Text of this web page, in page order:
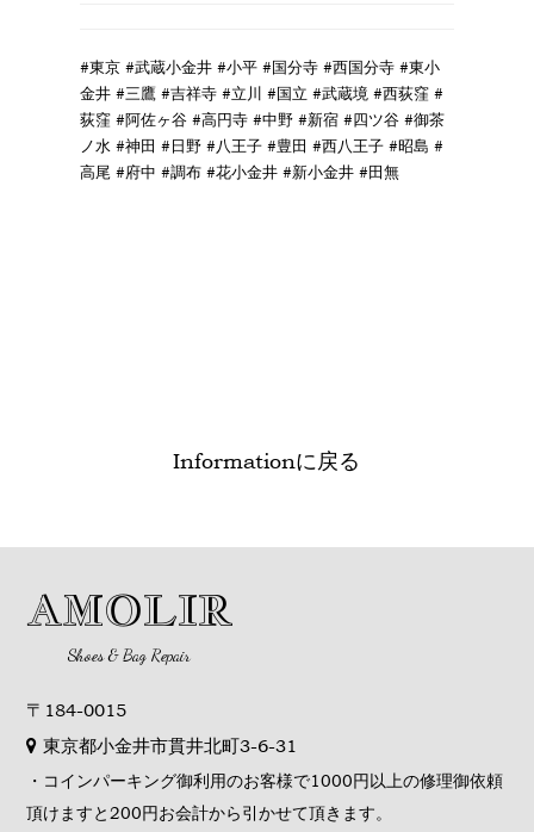
#東京 #武蔵小金井 #小平 #国分寺 #西国分寺 #東小
金井 #三鷹 #吉祥寺 #立川 #国立 #武蔵境 #西荻窪 #
荻窪 #阿佐ヶ谷 #高円寺 #中野 #新宿 #四ツ谷 #御茶
ノ水 #神田 #日野 #八王子 #豊田 #西八王子 #昭島 #
高尾 #府中 #調布 #花小金井 #新小金井 #田無
Informationに戻る
AMOLIR
Shoes & Bag Repair
〒184-0015
東京都小金井市貫井北町3-6-31
・コインパーキング御利用のお客様で1000円以上の修理御依頼
頂けますと200円お会計から引かせて頂きます。